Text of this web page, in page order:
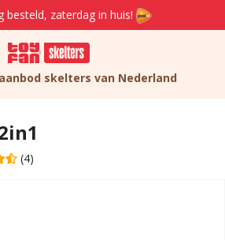
besteld, zaterdag in huis!
skelters van Nederland
(4)